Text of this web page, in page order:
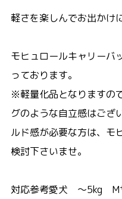
軽さを楽しんでお出かけ
モヒュロールキャリーバ
っております。
※軽量化品となりますの
グのような自立感はござ
ルド感が必要な方は、モ
検討下さいませ。
対応参考愛犬 ～5kg M